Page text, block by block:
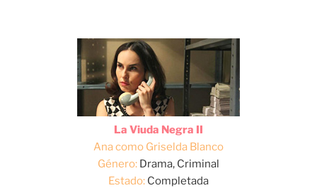
La Viuda Negra II
Ana como Griselda Blanco
Género: Drama, Criminal
Estado: Completada